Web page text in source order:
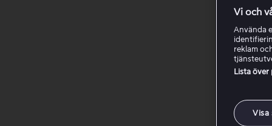
Vi och
Använda
reklam
Lista
Visa